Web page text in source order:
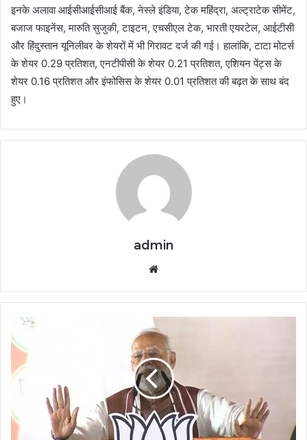
इनके अलावा आईसीआईसीआई बैंक, नेस्ले इंडिया, टेक महिंद्रा, अल्ट्राटेक सीमेंट,
बजाज फाइनेंस, मारुति सुजुकी, टाइटन, एचसीएल टेक, भारती एयरटेल, आईटीसी
और हिंदुस्तान यूनिलीवर के शेयरों में भी गिरावट दर्ज की गई। हालांकि, टाटा मोटर्स
के शेयर 0.29 प्रतिशत, एनटीपीसी के शेयर 0.21 प्रतिशत, एशियन पेंट्स के
शेयर 0.16 प्रतिशत और इंफोसिस के शेयर 0.01 प्रतिशत की बढ़त के साथ बंद
हुए।
admin